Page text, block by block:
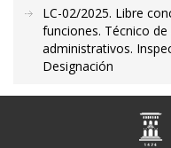
LC-02/2025. Libre
funciones. Técnico
administrativos.
Designación